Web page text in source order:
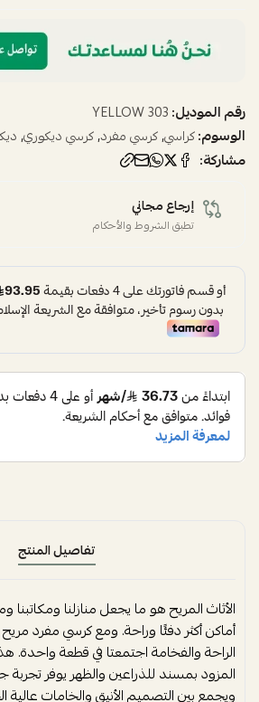
رقم الموديل:303 YELLOW
الوسوم:كراسي,كرسي مفرد,كرسي ديكوري,
مشاركة:
إرجاع مجاني
تطبق الشروط والأحكام
تفاصيل المنتج
الأثاث المريح هو ما يجعل منازلنا ومكاتبنا
أماكن أكثر دفئًا وراحة. ومع كرسي مفرد
الراحة والفخامة اجتمعتا في قطعة واحدة.
المزود بمسند للذراعين والظهر يوفر
ويجمع بين التصميم الأنيق والخامات عالية